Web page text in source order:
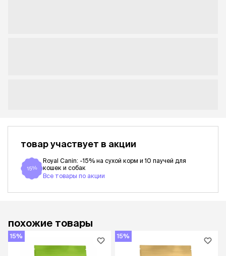
товар участвует в акции
15%
Royal Canin: -15% на сухой корм и 10 паучей для
кошек и собак
Все товары по акции
похожие товары
15% 15%